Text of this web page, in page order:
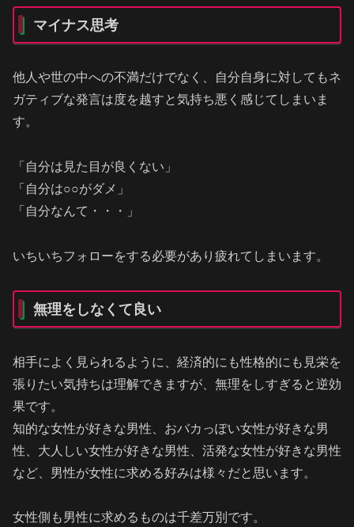
マイナス思考
他人や世の中への不満だけでなく、自分自身に対してもネ
ガティブな発言は度を越すと気持ち悪く感じてしまいま
す。
「自分は見た目が良くない」
「自分は○○がダメ」
「自分なんて・・・」
いちいちフォローをする必要があり疲れてしまいます。
無理をしなくて良い
相手によく見られるように、経済的にも性格的にも見栄を
張りたい気持ちは理解できますが、無理をしすぎると逆効
果です。
知的な女性が好きな男性、おバカっぽい女性が好きな男
性、大人しい女性が好きな男性、活発な女性が好きな男性
など、男性が女性に求める好みは様々だと思います。
女性側も男性に求めるものは千差万別です。